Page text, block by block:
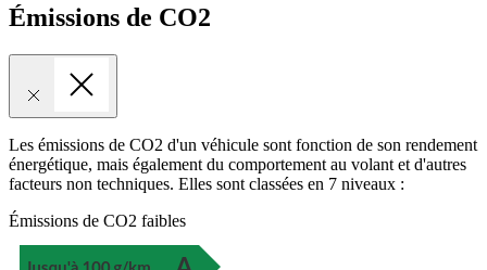
Émissions de CO2
Les émissions de CO2 d'un véhicule sont fonction de son rendement
énergétique, mais également du comportement au volant et d'autres
facteurs non techniques. Elles sont classées en 7 niveaux :
Émissions de CO2 faibles